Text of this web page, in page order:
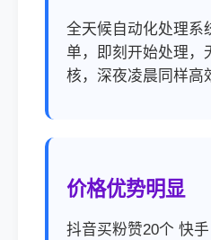
全天候自动化处理系
单，即刻开始处理，
核，深夜凌晨同样高
价格优势明显
抖音买粉赞20个 快